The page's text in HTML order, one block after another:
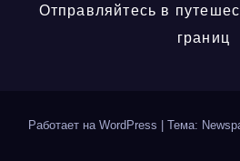
Отправляйтесь в
границ
Работает на WordPress Тема: